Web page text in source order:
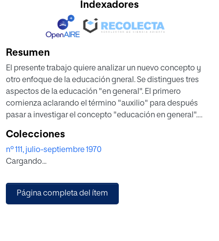
Indexadores
Resumen
El presente trabajo quiere analizar un nuevo concepto y
otro enfoque de la educación gneral. Se distingues tres
aspectos de la educación "en general". El primero
comienza aclarando el término "auxilio" para después
pasar a investigar el concepto "educación en general".
educación "en general", y por consiguiente dentro de
cualquier rama de la educación, caben varios enfoques. Y
por último cabe hablar de la educación "general"
Colecciones
nº 111, julio-septiembre 1970
Cargando...
Página completa del ítem